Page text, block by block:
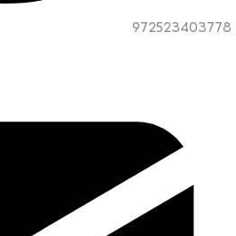
972523403778